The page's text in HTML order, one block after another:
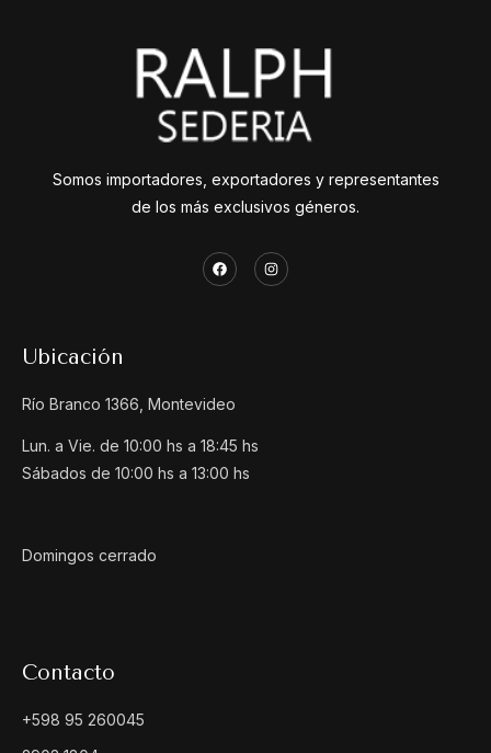
Somos importadores, exportadores y representantes
de los más exclusivos géneros.
Ubicación
Río Branco 1366, Montevideo
Lun. a Vie. de 10:00 hs a 18:45 hs
Sábados de 10:00 hs a 13:00 hs
Domingos cerrado
Contacto
+598 95 260045